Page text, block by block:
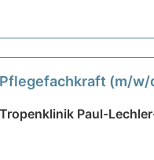
Pflegefachkraft (m/w/
Tropenklinik Paul-